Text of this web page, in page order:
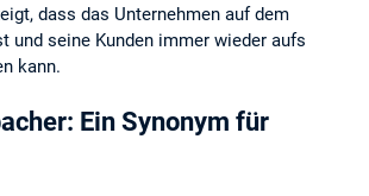
dass das Unternehmen auf dem
und seine Kunden immer wieder aufs
kann.
Ein Synonym für